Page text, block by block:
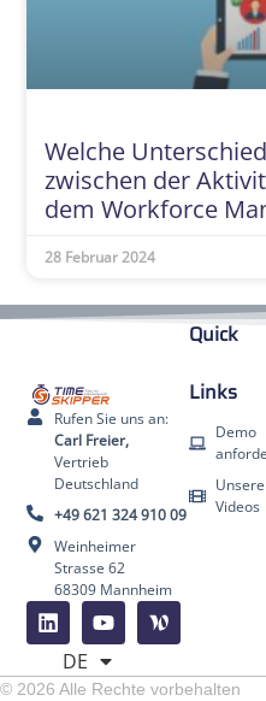
Welche
zwischen der
dem Workforce
28 Februar 2024
Rufen Sie uns an:
Carl Freier,
Vertrieb
Deutschland
+49 621 324 910 09
Weinheimer
Strasse 62
68309 Mannheim
DE
FR
ES
Quick
Links
Demo
Unsere
Videos
© 2026 Alle Rechte vorbehalten